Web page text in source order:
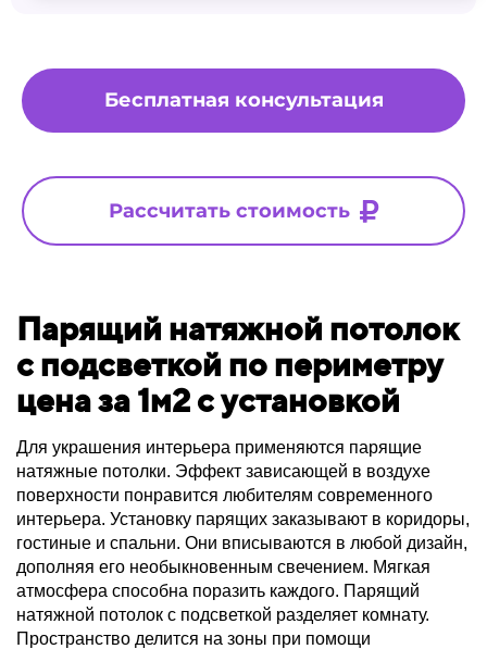
Бесплатная консультация
Рассчитать стоимость
Парящий натяжной потолок
с подсветкой по периметру
цена за 1м2 с установкой
Для украшения интерьера применяются парящие
натяжные потолки. Эффект зависающей в воздухе
поверхности понравится любителям современного
интерьера. Установку парящих заказывают в коридоры,
гостиные и спальни. Они вписываются в любой дизайн,
дополняя его необыкновенным свечением. Мягкая
атмосфера способна поразить каждого. Парящий
натяжной потолок с подсветкой разделяет комнату.
Пространство делится на зоны при помощи